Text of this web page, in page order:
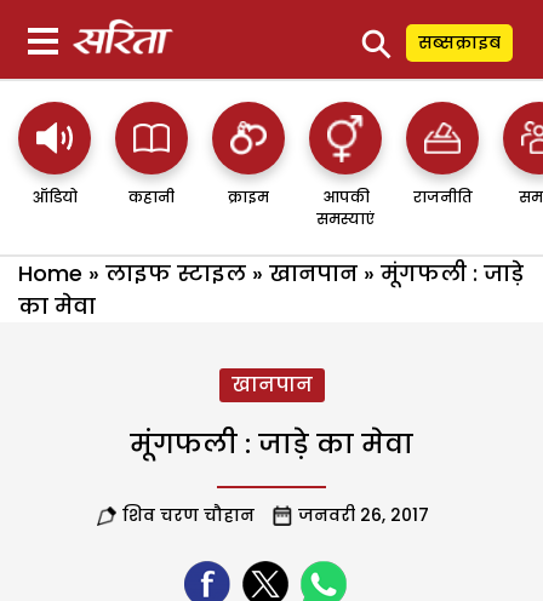
⚲ सब्सक्राइब
ऑडियो कहानी क्राइम
आपकी
समस्याएं
राजनीति
Home » लाइफ स्टाइल » खानपान » मूंगफली : जाड़े
का मेवा
खानपान
मूंगफली : जाड़े का मेवा
शिव चरण चौहान जनवरी 26, 2017